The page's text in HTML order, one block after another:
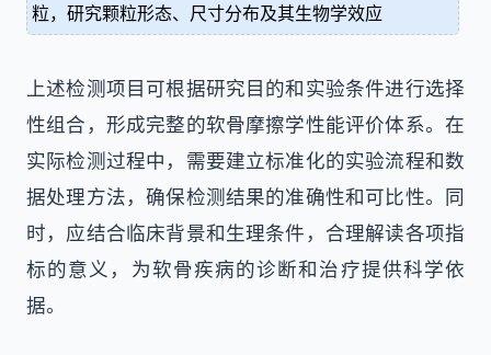
粒，研究颗粒形态、尺寸分布及其生物学效应
上述检测项目可根据研究目的和实验条件进行选择
性组合，形成完整的软骨摩擦学性能评价体系。在
实际检测过程中，需要建立标准化的实验流程和数
据处理方法，确保检测结果的准确性和可比性。同
时，应结合临床背景和生理条件，合理解读各项指
标的意义，为软骨疾病的诊断和治疗提供科学依
据。